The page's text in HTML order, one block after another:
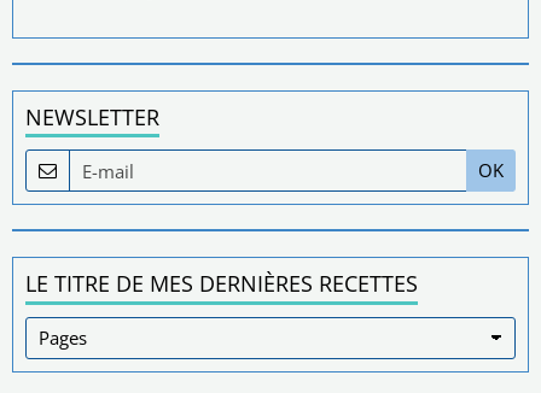
NEWSLETTER
OK
LE TITRE DE MES DERNIÈRES RECETTES